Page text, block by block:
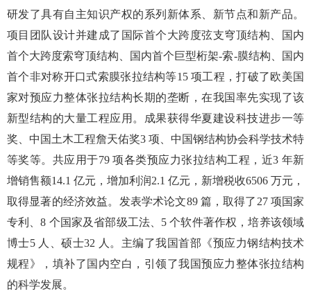
研发了具有自主知识产权的系列新体系、新节点和新产品。
项目团队设计并建成了国际首个大跨度弦支穹顶结构、国内
首个大跨度索穹顶结构、国内首个巨型桁架-索-膜结构、国内
首个非对称开口式索膜张拉结构等15 项工程，打破了欧美国
家对预应力整体张拉结构长期的垄断，在我国率先实现了该
新型结构的大量工程应用。成果获得华夏建设科技进步一等
奖、中国土木工程詹天佑奖3 项、中国钢结构协会科学技术特
等奖等。共应用于79 项各类预应力张拉结构工程，近3 年新
增销售额14.1 亿元，增加利润2.1 亿元，新增税收6506 万元，
取得显著的经济效益。发表学术论文89 篇，取得了27 项国家
专利、8 个国家及省部级工法、5 个软件著作权，培养该领域
博士5 人、硕士32 人。主编了我国首部《预应力钢结构技术
规程》，填补了国内空白，引领了我国预应力整体张拉结构
的科学发展。